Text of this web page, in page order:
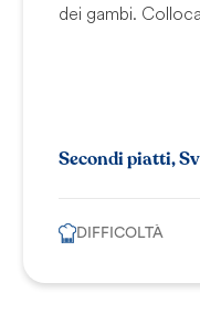
dei gambi.
Secondi piatti,
DIFFICOLTÀ